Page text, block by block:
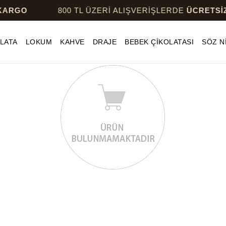
800 TL ÜZERİ ALIŞVERİŞLERDEÜCRETSİZ
LOKUM KAHVE DRAJE BEBEK ÇİKOLATASI SÖZ